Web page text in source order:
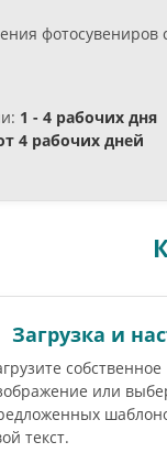
фотосувениров
1 - 4 рабочих дня
4 рабочих дней
Загрузка и
собственное
или
текст.